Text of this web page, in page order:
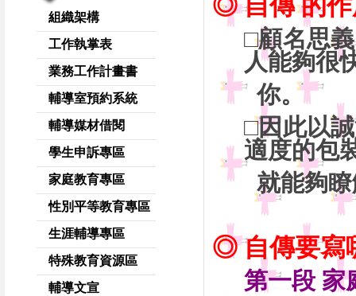
組織架構
工作執掌表
業務工作計畫書
輔導室預約系統
輔導媒材借閱
學生申訴專區
家庭教育專區
性別平等教育專區
生涯輔導專區
特殊教育資源區
輔導文宣
◎ 自傳 的作
□顧名思
人能夠很
你。
□因此以
適度的包
就能夠
◎ 自傳要寫
第一段 家